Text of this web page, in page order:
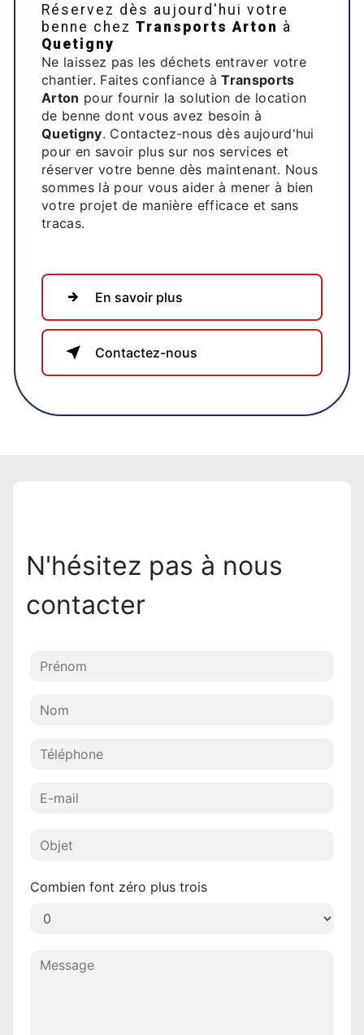
Réservez dès aujourd'hui votre
benne chez Transports Arton à
Quetigny
Ne laissez pas les déchets entraver votre
chantier. Faites confiance àTransports
Arton pour fournir la solution de location
de benne dont vous avez besoin à
Quetigny. Contactez-nous dès aujourd'hui
pour en savoir plus sur nos services et
réserver votre benne dès maintenant. Nous
sommes là pour vous aider à mener à bien
votre projet de manière efficace et sans
tracas.
En savoir plus
Contactez-nous
N'hésitez pas à nous
contacter
Combien font zéro plus trois